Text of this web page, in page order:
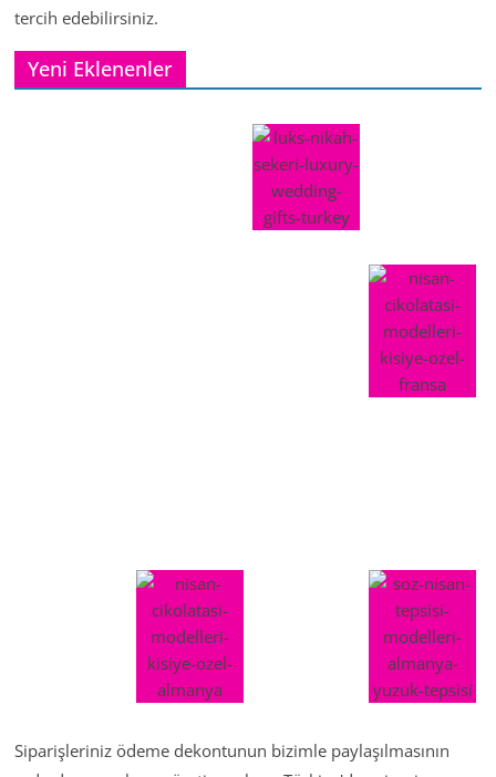
tercih edebilirsiniz.
Yeni Eklenenler
Siparişleriniz ödeme dekontunun bizimle paylaşılmasının